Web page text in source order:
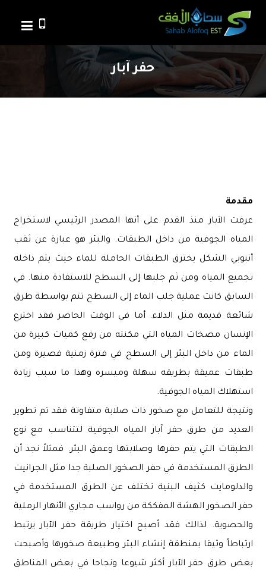
حفر آبار
مقدمة
عرفت الآبار منذ القدم على أنها المصدر الرئيسي لاستخراج
المياه الجوفية من داخل الطبقات. والبئر هو عبارة عن ثقب
أنبوبي الشكل يخترق الطبقات الحاملة للماء حيث يتم داخله
تجميع المياه ومن ثم جلبها إلى السطح للاستفادة منها. في
السابق كانت عملية جلب الماء إلى السطح تتم بواسطة طرق
شائعة قديمة مثل الدلاء. أما في الوقت الحاضر فقد اخترع
الإنسان مضخات المياه التي مكنته من رفع كميات كبيرة من
الماء من داخل البئر إلى السطح في فترة زمنية قصيرة ومن
طبقات عميقة بطريقه سهلة وميسره وهذا ما سبب زيادة
استهلاك المياه الجوفية.
ونتيجة للتعامل مع صخور ذات صلابة متفاوتة فقد تم تطوير
العديد من طرق حفر آبار المياه الجوفية لتتناسب مع نوع
الطبقات التي يتم حفرها وصلابتها وعمق البئر. فمثلاً نجد أن
الطرق المستخدمة في حفر الصخور الصلبة جدا مثل الجرانيت
والدلومايت كثيف البنية تختلف عن الطرق المستخدمة في
حفر الصخور الهشة المفككة من رواسب مجاري الأنهار الرملية
والحصوية. لذالك فقد أصبح اختيار طريقة حفر الآبار يرتبط
ارتباطاً وثيقا بمنطقة إنشاء البئر وطبيعة صخورها وأصبحت
بعض طرق حفر الآبار أكثر شيوعا ونجاحا في بعض المناطق